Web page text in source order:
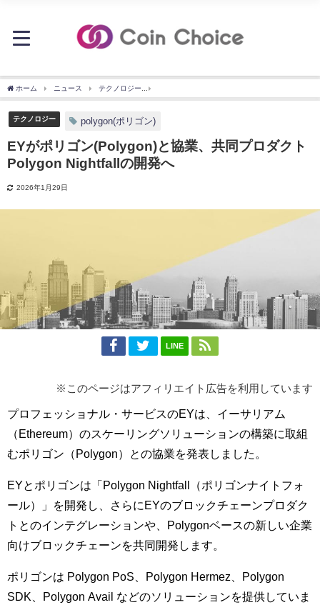
ホーム ニュース テクノロジー
テクノロジー polygon(ポリゴン)
EYがポリゴン(Polygon)と協業、共同プロダクト
Polygon Nightfallの開発へ
2026年1月29日
LINE
※このページはアフィリエイト広告を利用しています
プロフェッショナル・サービスのEYは、イーサリアム
（Ethereum）のスケーリングソリューションの構築に取組
むポリゴン（Polygon）との協業を発表しました。
EYとポリゴンは「Polygon Nightfall（ポリゴンナイトフォ
ール）」を開発し、さらにEYのブロックチェーンプロダク
トとのインテグレーションや、Polygonベースの新しい企業
向けブロックチェーンを共同開発します。
ポリゴンは Polygon PoS、Polygon Hermez、Polygon
SDK、Polygon Avail などのソリューションを提供していま